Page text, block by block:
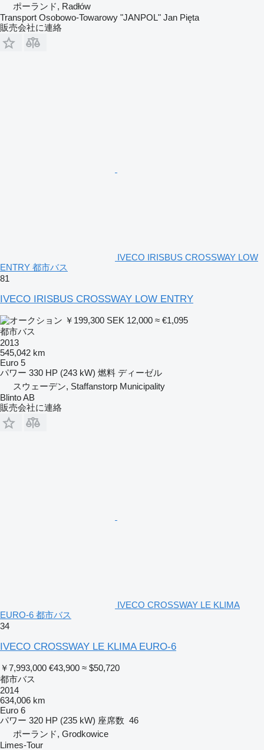
ポーランド, Radłów
Transport Osobowo-Towarowy "JANPOL" Jan Pięta
販売会社に連絡
IVECO IRISBUS CROSSWAY LOW
ENTRY 都市バス
81
IVECO IRISBUS CROSSWAY LOW ENTRY
￥199,300 SEK 12,000 ≈ €1,095
都市バス
2013
545,042 km
Euro 5
パワー 330 HP (243 kW) 燃料 ディーゼル
スウェーデン, Staffanstorp Municipality
Blinto AB
販売会社に連絡
IVECO CROSSWAY LE KLIMA
EURO-6 都市バス
34
IVECO CROSSWAY LE KLIMA EURO-6
￥7,993,000 €43,900 ≈ $50,720
都市バス
2014
634,006 km
Euro 6
パワー 320 HP (235 kW) 座席数 46
ポーランド, Grodkowice
Limes-Tour